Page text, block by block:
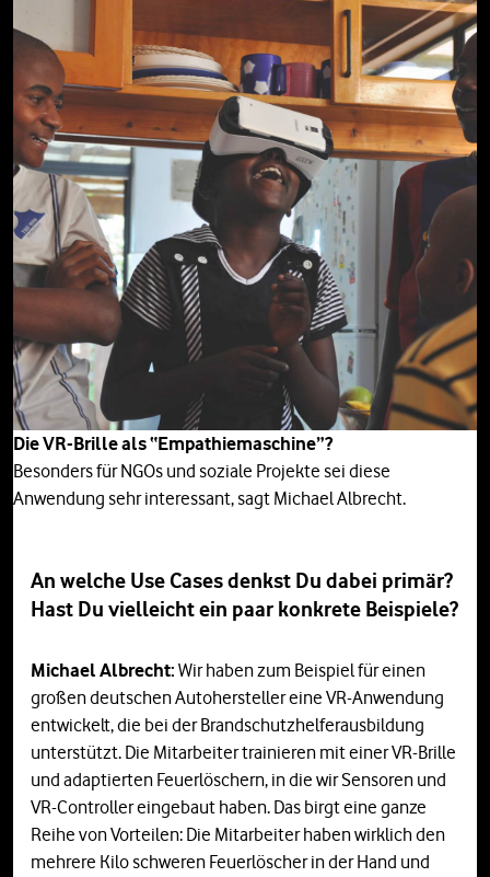
Die VR-Brille als “Empathiemaschine”?
Besonders für NGOs und soziale Projekte sei diese
Anwendung sehr interessant, sagt Michael Albrecht.
An welche Use Cases denkst Du dabei primär?
Hast Du vielleicht ein paar konkrete Beispiele?
Michael Albrecht: Wir haben zum Beispiel für einen
großen deutschen Autohersteller eine VR-Anwendung
entwickelt, die bei der Brandschutzhelferausbildung
unterstützt. Die Mitarbeiter trainieren mit einer VR-Brille
und adaptierten Feuerlöschern, in die wir Sensoren und
VR-Controller eingebaut haben. Das birgt eine ganze
Reihe von Vorteilen: Die Mitarbeiter haben wirklich den
mehrere Kilo schweren Feuerlöscher in der Hand und